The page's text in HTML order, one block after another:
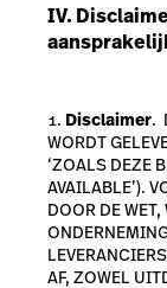
IV.
Disclaimer.
WORDT
‘ZOALS DEZE
AVAILABLE’).
DOOR DE
AF, ZOWEL